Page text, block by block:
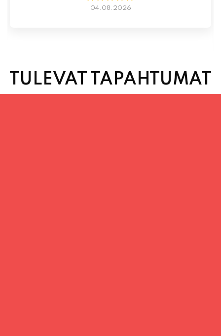
04.08.2026
TULEVAT TAPAHTUMAT